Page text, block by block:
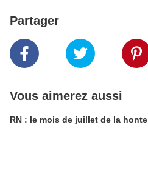
Partager
Vous aimerez aussi
RN : le mois de juillet de la honte